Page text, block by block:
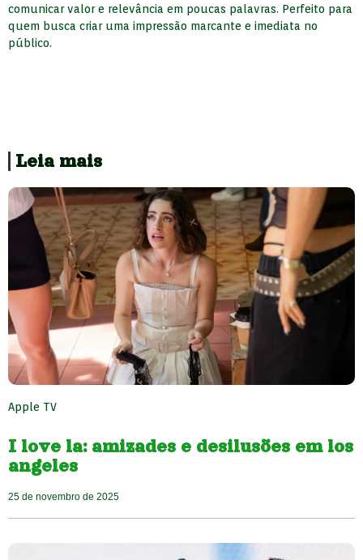
comunicar valor e relevância em poucas palavras. Perfeito para
quem busca criar uma impressão marcante e imediata no
público.
Leia mais
Apple TV
I love la: amizades e desilusões em los
angeles
25 de novembro de 2025